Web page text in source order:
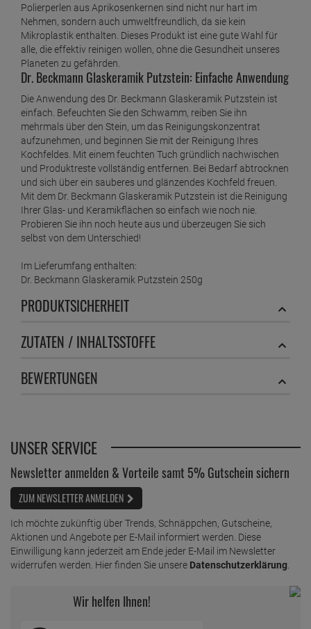
Dr. Beckmann Gardinen Weiß 120g
ab1,89€
1 Kilogramm =15,75 €
Dr. Beckmann Geruchs-Entferner 500 ml
ab2,49 €
1 Liter =4,98 €
Dr. Beckmann Glaskeramik Putzstein 250g
ab2,79 €
1 Kilogramm =
Dr. Beckmann Intensiv Entkalker 250 ml
ab2,09 €
1 Liter =
Dr. Beckmann Kühlschrank Hygiene-Reiniger
ab2,89€
1 Liter =
ab2,49
Dr. Beckmann Super Weiß 2 Mitwasch-Beutel
2x40g
ab2,
1 Kilogramm =
ab3,39 €
1 Liter =5,22 €
ab4,79
Polierperlen aus Aprikosenkernen sind nicht nur hart im
Nehmen, sondern auch umweltfreundlich, da sie kein
Mikroplastik enthalten. Dieses Produkt ist eine gute Wahl für
alle, die effektiv reinigen wollen, ohne die Gesundheit unseres
Planeten zu gefährden.
Dr. Beckmann Glaskeramik Putzstein: Einfache Anwendung
Die Anwendung des Dr. Beckmann Glaskeramik Putzstein ist
einfach. Befeuchten Sie den Schwamm, reiben Sie ihn
mehrmals über den Stein, um das Reinigungskonzentrat
aufzunehmen, und beginnen Sie mit der Reinigung Ihres
Kochfeldes. Mit einem feuchten Tuch gründlich nachwischen
und Produktreste vollständig entfernen. Bei Bedarf abtrocknen
und sich über ein sauberes und glänzendes Kochfeld freuen.
Mit dem Dr. Beckmann Glaskeramik Putzstein ist die Reinigung
Ihrer Glas- und Keramikflächen so einfach wie noch nie.
Probieren Sie ihn noch heute aus und überzeugen Sie sich
selbst von dem Unterschied!
Im Lieferumfang enthalten:
Dr. Beckmann Glaskeramik Putzstein 250g
PRODUKTSICHERHEIT
ZUTATEN / INHALTSSTOFFE
BEWERTUNGEN
UNSER SERVICE
Newsletter anmelden & Vorteile samt 5% Gutschein sichern
ZUM NEWSLETTER ANMELDEN
Ich möchte zukünftig über Trends, Schnäppchen, Gutscheine,
Aktionen und Angebote per E-Mail informiert werden. Diese
Einwilligung kann jederzeit am Ende jeder E-Mail im Newsletter
widerrufen werden. Hier finden Sie unsere Datenschutzerklärung
Wir helfen Ihnen!